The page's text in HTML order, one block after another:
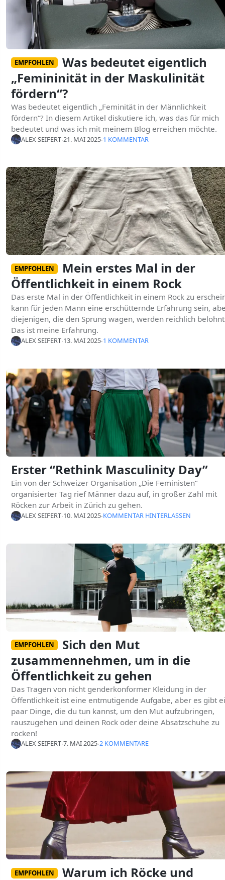
EMPFOHLEN
Was bedeutet eigentlich
„Femininität in der Maskulinität
fördern“?
Was bedeutet eigentlich „Feminität in der Männlichkeit
fördern“? In diesem Artikel diskutiere ich, was das für mich
bedeutet und was ich mit meinem Blog erreichen möchte.
ALEX SEIFERT∙21. MAI 2025∙1 KOMMENTAR
EMPFOHLEN
Mein erstes Mal in der
Öffentlichkeit in einem Rock
Das erste Mal in der Öffentlichkeit in einem Rock zu
kann für jeden Mann eine erschütternde Erfahrung sein,
diejenigen, die den Sprung wagen, werden reichlich
Das ist meine Erfahrung.
ALEX SEIFERT∙13. MAI 2025∙1 KOMMENTAR
Erster “Rethink Masculinity Day”
Ein von der Schweizer Organisation „Die Feministen“
organisierter Tag rief Männer dazu auf, in großer Zahl mit
Röcken zur Arbeit in Zürich zu gehen.
ALEX SEIFERT∙10. MAI 2025∙KOMMENTAR HINTERLASSEN
EMPFOHLEN
Sich den Mut
zusammennehmen, um in die
Öffentlichkeit zu gehen
Das Tragen von nicht genderkonformer Kleidung in der
Öffentlichkeit ist eine entmutigende Aufgabe, aber es gibt
paar Dinge, die du tun kannst, um den Mut aufzubringen,
rauszugehen und deinen Rock oder deine Absatzschuhe zu
rocken!
ALEX SEIFERT∙7. MAI 2025∙2 KOMMENTARE
EMPFOHLEN
Warum ich Röcke und